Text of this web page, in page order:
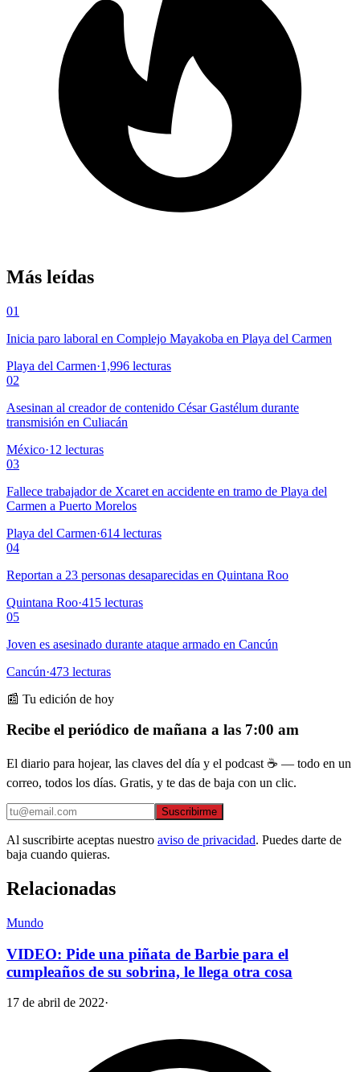
Más leídas
01
Inicia paro laboral en Complejo Mayakoba en Playa del Carmen
Playa del Carmen·1,996 lecturas
02
Asesinan al creador de contenido César Gastélum durante
transmisión en Culiacán
México·12 lecturas
03
Fallece trabajador de Xcaret en accidente en tramo de Playa del
Carmen a Puerto Morelos
Playa del Carmen·614 lecturas
04
Reportan a 23 personas desaparecidas en Quintana Roo
Quintana Roo·415 lecturas
05
Joven es asesinado durante ataque armado en Cancún
Cancún·473 lecturas
📰 Tu edición de hoy
Recibe el periódico de mañana a las 7:00 am
El diario para hojear, las claves del día y el podcast ☕ — todo en un
correo, todos los días. Gratis, y te das de baja con un clic.
Suscribirme
Al suscribirte aceptas nuestro aviso de privacidad. Puedes darte de
baja cuando quieras.
Relacionadas
Mundo
VIDEO: Pide una piñata de Barbie para el
cumpleaños de su sobrina, le llega otra cosa
17 de abril de 2022·